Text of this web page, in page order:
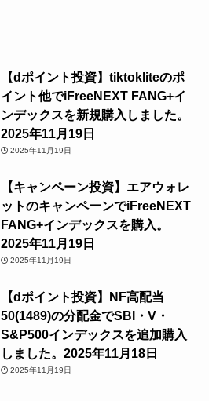
【dポイント投資】tiktokliteのポ
イント他でiFreeNEXT FANG+イ
ンデックスを新規購入しました。
2025年11月19日
2025年11月19日
【キャンペーン投資】エアウォレ
ットのキャンペーンでiFreeNEXT
FANG+インデックスを購入。
2025年11月19日
2025年11月19日
【dポイント投資】NF高配当
50(1489)の分配金でSBI・V・
S&P500インデックスを追加購入
しました。2025年11月18日
2025年11月19日